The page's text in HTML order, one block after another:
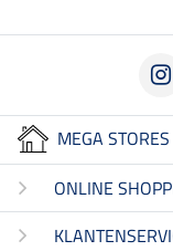
MEGA STORES
ONLINE